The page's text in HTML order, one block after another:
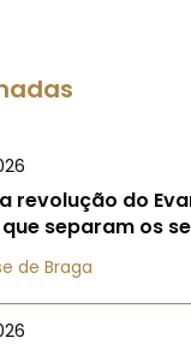
a revolução do
separam os
de Braga